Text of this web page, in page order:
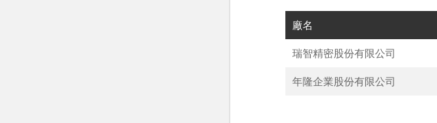
廠名
瑞智精密股份有限公司
年隆企業股份有限公司